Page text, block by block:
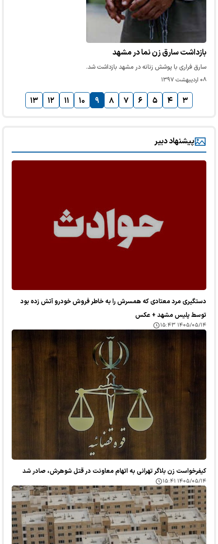
بازداشت سارق زن نما در مشهد
سارق فراری با پوشش زنانه در مشهد بازداشت شد.
۰۸ اردیبهشت ۱۳۹۷
۳ ۴ ۵ ۶ ۷ ۸ ۹ ۱۰ ۱۱ ۱۲ ۱۳
پیشنهاد دبیر
دستگیری مرد معتادی که همسرش را به خاطر فروش خودرو آتش زده بود
توسط پلیس مشهد + عکس
۱۴۰۵/۰۵/۱۴ ۱۵:۴۳
کیفرخواست زن بلاگر تهرانی به اتهام معاونت در قتل شوهرش، صادر شد
۱۴۰۵/۰۵/۱۴ ۱۵:۴۱